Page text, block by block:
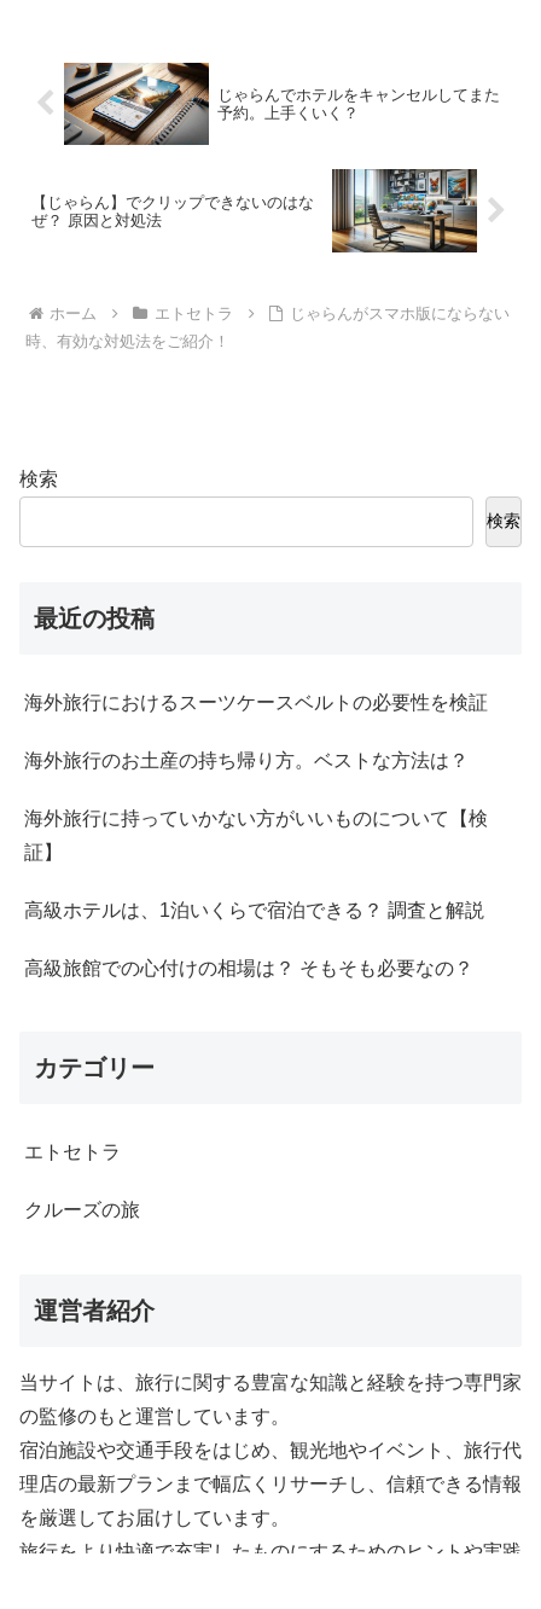
じゃらんでホテルをキャンセルしてまた
予約。上手くいく？
【じゃらん】でクリップできないのはな
ぜ？ 原因と対処法
ホーム エトセトラ
じゃらんがスマホ版にならない
時、有効な対処法をご紹介！
検索
検索
最近の投稿
海外旅行におけるスーツケースベルトの必要性を検証
海外旅行のお土産の持ち帰り方。ベストな方法は？
海外旅行に持っていかない方がいいものについて【検
証】
高級ホテルは、1泊いくらで宿泊できる？ 調査と解説
高級旅館での心付けの相場は？ そもそも必要なの？
カテゴリー
エトセトラ
クルーズの旅
運営者紹介
当サイトは、旅行に関する豊富な知識と経験を持つ専門家
の監修のもと運営しています。
宿泊施設や交通手段をはじめ、観光地やイベント、旅行代
理店の最新プランまで幅広くリサーチし、信頼できる情報
を厳選してお届けしています。
旅行をより快適で充実したものにするためのヒントや実践